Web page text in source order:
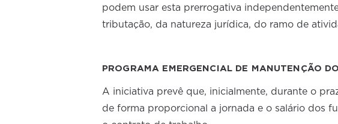
podem usar esta prerrogativa
tributação, da natureza jurídica, do ramo de
PROGRAMA EMERGENCIAL DE MANUTENÇÃO
A iniciativa prevê que, inicialmente, durante o
de forma proporcional a jornada e o salário dos